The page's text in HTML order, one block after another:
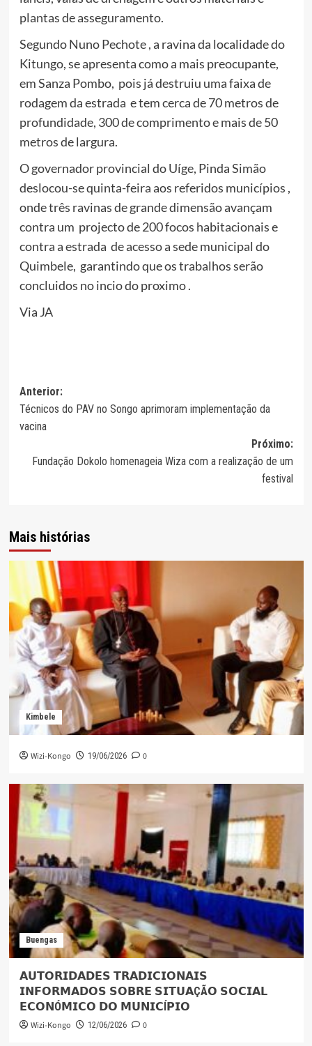
plantas de asseguramento.
Segundo Nuno Pechote , a ravina da localidade do
Kitungo, se apresenta como a mais preocupante,
em Sanza Pombo, pois já destruiu uma faixa de
rodagem da estrada e tem cerca de 70 metros de
profundidade, 300 de comprimento e mais de 50
metros de largura.
O governador provincial do Uíge, Pinda Simão
deslocou-se quinta-feira aos referidos municípios ,
onde três ravinas de grande dimensão avançam
contra um projecto de 200 focos habitacionais e
contra a estrada de acesso a sede municipal do
Quimbele, garantindo que os trabalhos serão
concluidos no incio do proximo .
Via JA
Navegação
de
Anterior:
Técnicos do PAV no Songo aprimoram implementação da
vacina
Próximo:
Fundação Dokolo homenageia Wiza com a realização de um
festival
Mais histórias
Kimbele
Wizi-Kongo 19/06/2026 0
Buengas
𝗔𝗨𝗧𝗢𝗥𝗜𝗗𝗔𝗗𝗘𝗦 𝗧𝗥𝗔𝗗𝗜𝗖𝗜𝗢𝗡𝗔𝗜𝗦
𝗜𝗡𝗙𝗢𝗥𝗠𝗔𝗗𝗢𝗦 𝗦𝗢𝗕𝗥𝗘 𝗦𝗜𝗧𝗨𝗔ÇÃ𝗢 𝗦𝗢𝗖𝗜𝗔𝗟
𝗘𝗖𝗢𝗡Ó𝗠𝗜𝗖𝗢 𝗗𝗢 𝗠𝗨𝗡𝗜𝗖Í𝗣𝗜𝗢
Wizi-Kongo 12/06/2026 0